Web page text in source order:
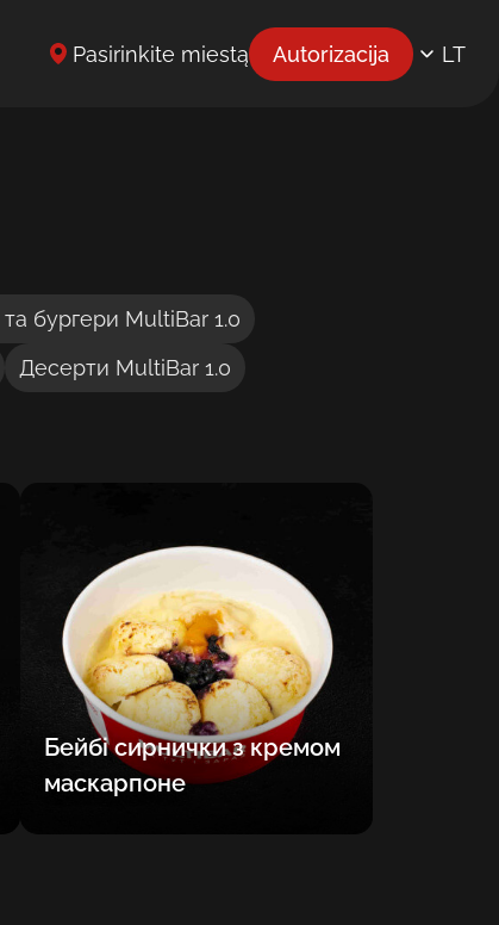
Pasirinkite miestą Autorizacija LT
бургери MultiBar 1.0
Десерти MultiBar 1.0
Бейбі сирнички з кремом
маскарпоне